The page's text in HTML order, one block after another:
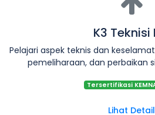
K3 Teknisi
Pelajari aspek teknis dan
pemeliharaan, dan perbaikan
Tersertifikasi
Lihat Detail